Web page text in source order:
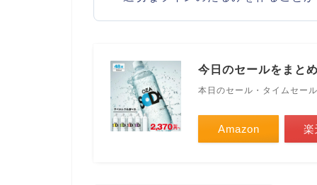
今日のセールをまと
本日のセール・タイムセー
Amazon 楽